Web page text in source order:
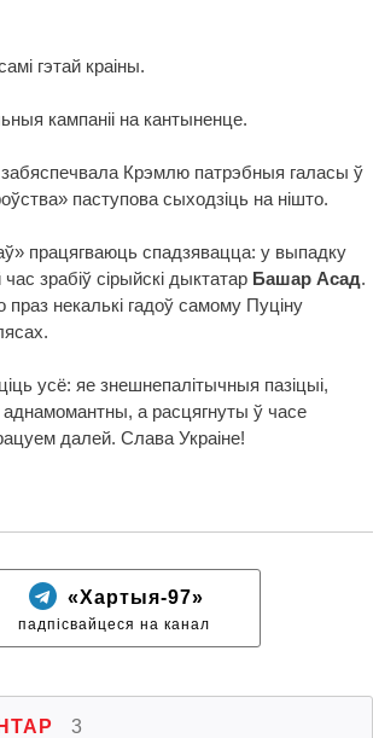
гэтай краіны.
кампаніі на кантыненце.
Крэмлю патрэбныя галасы ў
паступова сыходзіць на нішто.
працягваюць спадзявацца: у выпадку
зрабіў сірыйскі дыктатар Башар Асад.
некалькі гадоў самому Пуціну
усё: яе знешнепалітычныя пазіцыі,
а расцягнуты ў часе
далей. Слава Украіне!
«Хартыя-97»
падпісвайцеся на канал
3